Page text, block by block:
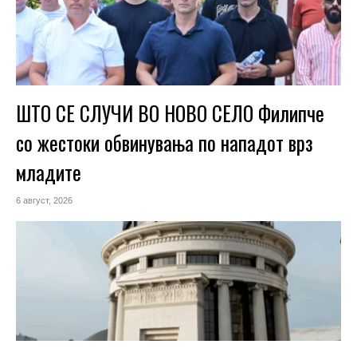
ШТО СЕ СЛУЧИ ВО НОВО СЕЛО Филипче
со жестоки обвинувања по нападот врз
младите
6 август, 2026